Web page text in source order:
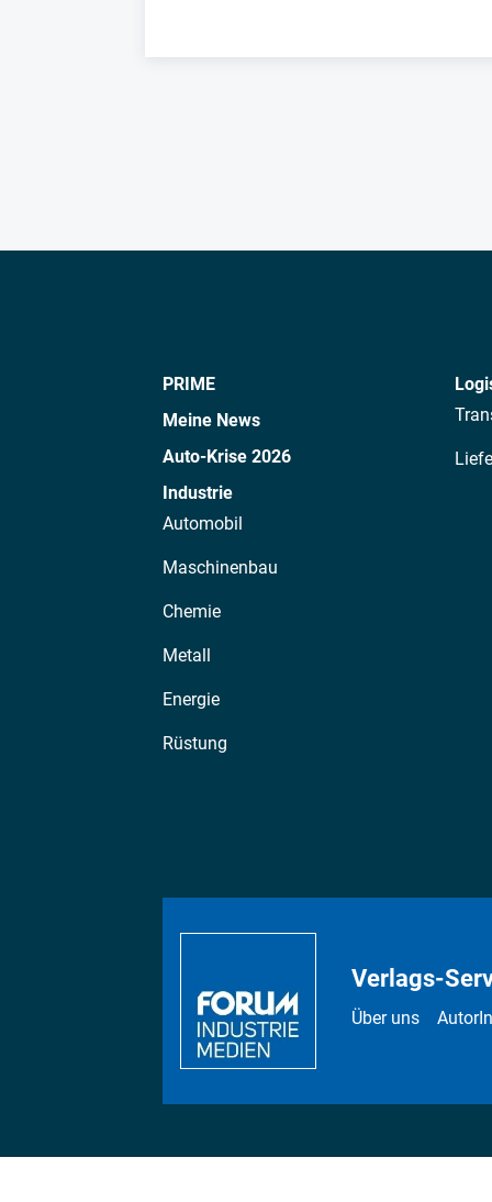
PRIME
Meine News
Auto-Krise 2026
Industrie
Automobil
Maschinenbau
Chemie
Metall
Energie
Rüstung
Verlags-
Über uns